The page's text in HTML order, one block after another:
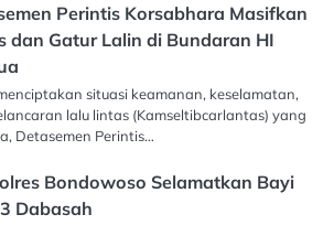
Perintis Korsabhara Masifkan
dan Gatur Lalin di Bundaran HI
situasi keamanan, keselamatan,
lalu lintas (Kamseltibcarlantas) yang
Detasemen Perintis…
Bondowoso Selamatkan Bayi
Dabasah